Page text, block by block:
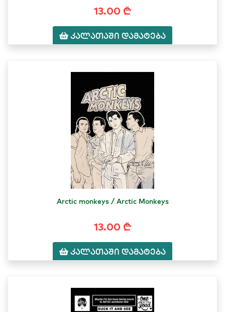
13.00 ₾
კალათაში დამატება
Arctic monkeys / Arctic Monkeys
13.00 ₾
კალათაში დამატება